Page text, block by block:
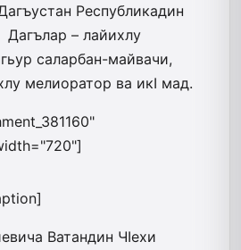
Республикадин
– лайихлу
саларбан-майвачи,
мелиоратор ва икI мад.
Ватандин ЧIехи